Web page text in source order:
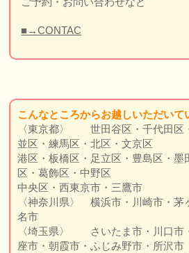
■→CONTAC
こんなところからお越しいただいて
〈東京都〉 世田谷区・千代田区
並区・練馬区・北区・文京区
港区・板橋区・足立区・豊島区・墨
区・葛飾区・中野区
中央区・西東京市・三鷹市
〈神奈川県〉 横浜市・川崎市・茅
名市
〈埼玉県〉 さいたま市・川口市
座市・朝霞市・ふじみ野市・所沢市